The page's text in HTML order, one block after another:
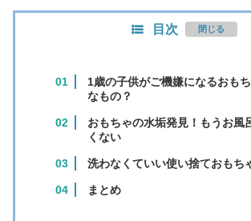
目次
1歳の子供がご機嫌になるおも
なもの？
おもちゃの水垢発見！もうお風
くない
洗わなくていい使い捨ておもち
まとめ